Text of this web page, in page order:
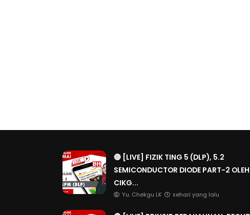
🔴 [LIVE] FIZIK TING 5 (DLP), 5.2
SEMICONDUCTOR DIODE PART-2 OLEH
CIKG...
Yu. Chekgu LK sehari yang lalu